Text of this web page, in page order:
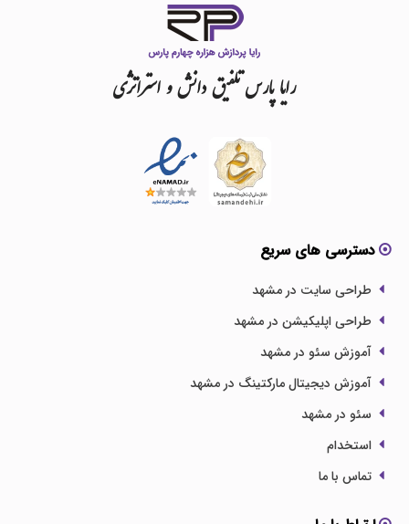
رایاپارستلفیقدانشواستراتژی
دسترسی های سریع
طراحی سایت در مشهد
طراحی اپلیکیشن در مشهد
آموزش سئو در مشهد
آموزش دیجیتال مارکتینگ در مشهد
سئو در مشهد
استخدام
تماس با ما